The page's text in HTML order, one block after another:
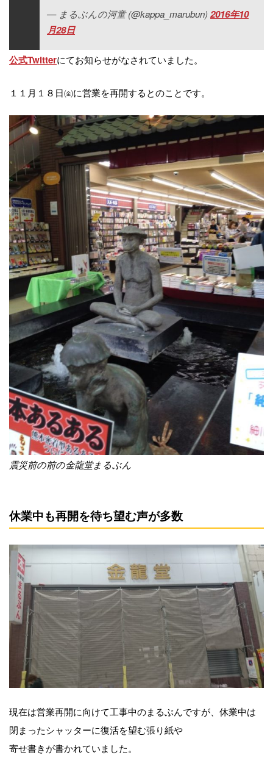
— まるぶんの河童 (@kappa_marubun) 2016年10
月28日
公式Twitterにてお知らせがなされていました。
１１月１８日㈮に営業を再開するとのことです。
震災前の前の金龍堂まるぶん
休業中も再開を待ち望む声が多数
現在は営業再開に向けて工事中のまるぶんですが、休業中は
閉まったシャッターに復活を望む張り紙や
寄せ書きが書かれていました。